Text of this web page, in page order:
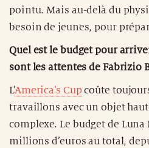
pointu. Mais au-delà du
besoin de jeunes, pour
Quel est le budget pour
sont les attentes de Fabrizio
L’America’s Cup coûte
travaillons avec un objet
complexe. Le budget de Luna
millions d’euros au total,